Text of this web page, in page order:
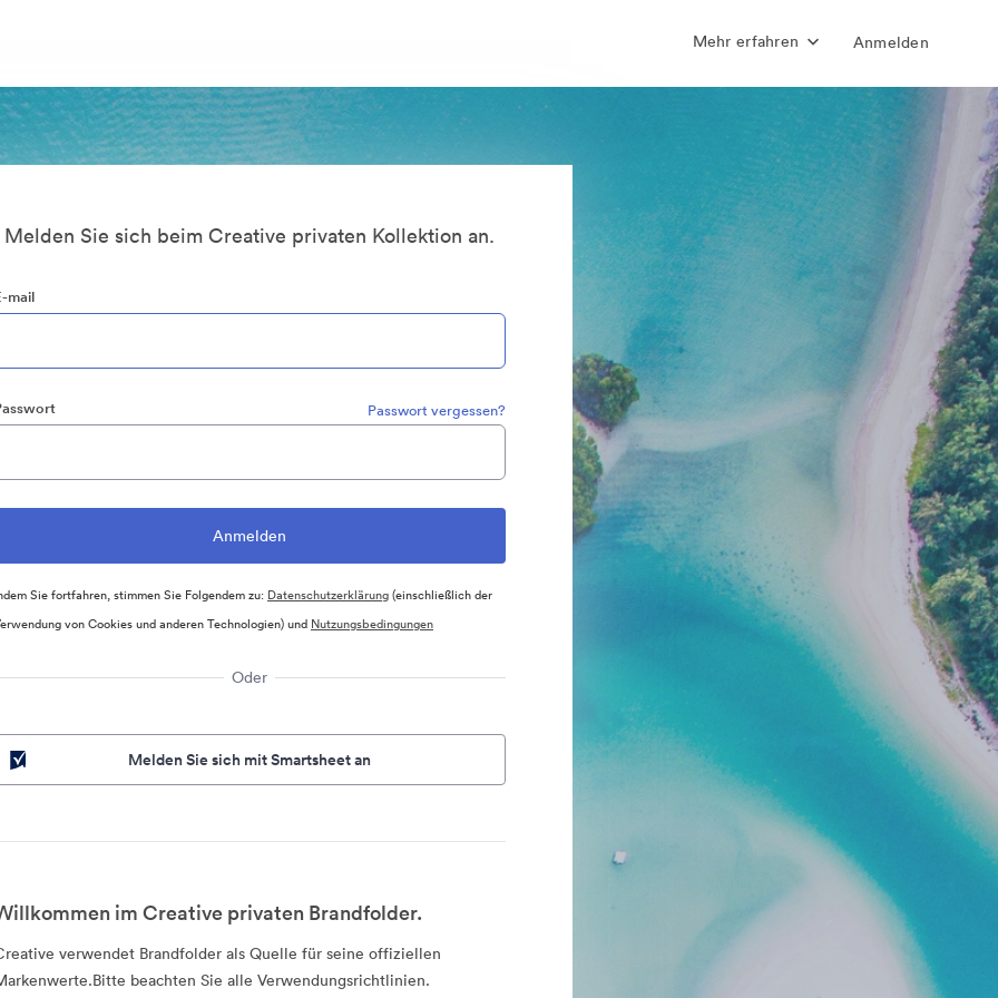
Mehr erfahren Anmelden
Melden Sie sich beim Creative privaten Kollektion an.
mail
Passwort vergessen?
Sie fortfahren, stimmen Sie Folgendem zu: Datenschutzerklärung(einschließlich der
von Cookies und anderen Technologien) und Nutzungsbedingungen
Oder
Melden Sie sich mit Smartsheet an
im Creative privaten Brandfolder.
verwendet Brandfolder als Quelle für seine offiziellen
beachten Sie alle Verwendungsrichtlinien.